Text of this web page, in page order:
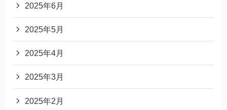
2025年6月
2025年5月
2025年4月
2025年3月
2025年2月